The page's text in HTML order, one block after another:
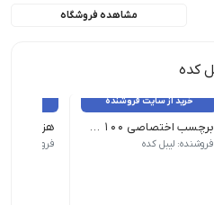
مشاهده فروشگاه
کده
خرید از سایت فروشنده
برچسب اختصاصی 100 عدد 5 سانت
فروشنده: لیبل کده فروشنده: